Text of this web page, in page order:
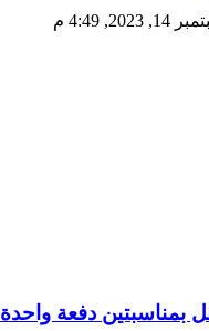
2023, 4:49 م
بمناسبتين دفعة واحدة